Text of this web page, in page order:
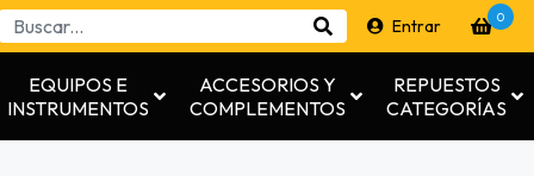
Entrar 0
EQUIPOS E
INSTRUMENTOS
ACCESORIOS Y
COMPLEMENTOS
REPUESTOS
CATEGORÍAS